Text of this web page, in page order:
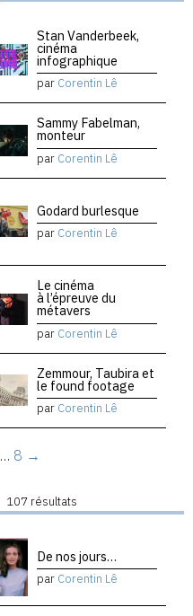
Stan Vanderbeek,
cinéma
infographique
par Corentin Lê
Sammy Fabelman,
monteur
par Corentin Lê
Godard burlesque
par Corentin Lê
Le cinéma
à l’épreuve du
métavers
par Corentin Lê
Zemmour, Taubira et
le found footage
par Corentin Lê
… 8 →
107 résultats
De nos jours…
par Corentin Lê